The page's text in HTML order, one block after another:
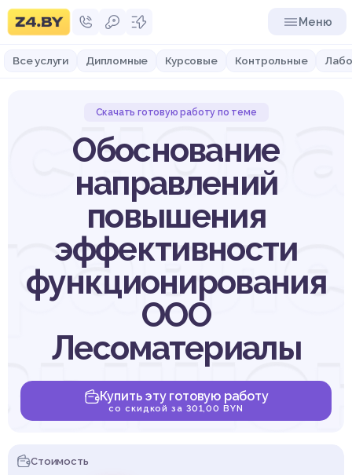
Меню
Все услуги Дипломные Курсовые Контрольные
Скачать готовую работу по теме
Обоснование
направлений
повышения
эффективности
функционирования
ООО
Лесоматериалы
Купить эту готовую работу
со скидкой за 301,00 BYN
Стоимость